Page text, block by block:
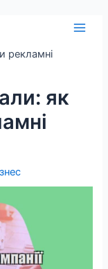
рекламні
як